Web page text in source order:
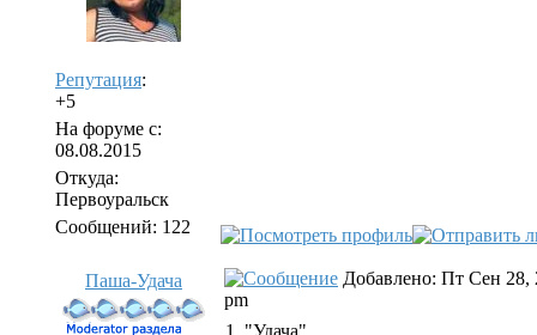
Репутация:
+5
На форуме с:
08.08.2015
Откуда:
Первоуральск
Сообщений: 122
Паша-Удача
Добавлено: Пт Сен 28,
pm
1. "Удача"